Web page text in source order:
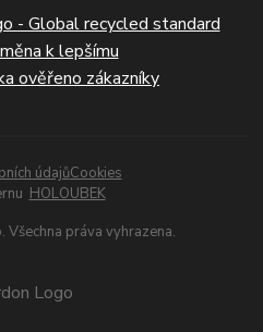
údajůCookies
HOLOUBEK
práva vyhrazena.